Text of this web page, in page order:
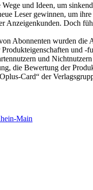
Wege und Ideen, um
Leser gewinnen, um
Anzeigenkunden. Doch
Abonnenten wurden
und
und
die Bewertung der
Card“ der
Main